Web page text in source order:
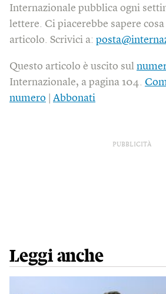
Internazionale pubblica ogni
lettere. Ci piacerebbe sapere
articolo. Scrivici a:
Questo articolo è uscito sul
Internazionale, a pagina 104.
numero
Abbonati
PUBBLICITÀ
Leggi anche